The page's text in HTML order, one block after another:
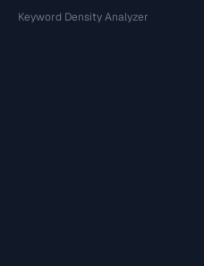
Keyword Density Analyzer